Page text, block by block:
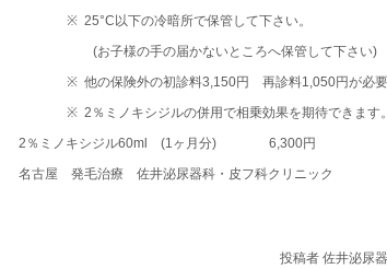
※ 25°C 以下の冷暗所で保管して下さい。
(お子様の手の届かないところへ保管して下さい)
※ 他の保険外の初診料3,150円 再診料1,050円が必
※ 2 ％ミノキシジルの併用で相乗効果を期待できます。
2 ％ミノキシジル60ml (1ヶ月分) 6,300円
名古屋 発毛治療 佐井泌尿器科・皮フ科クリニック
投稿者 佐井泌尿